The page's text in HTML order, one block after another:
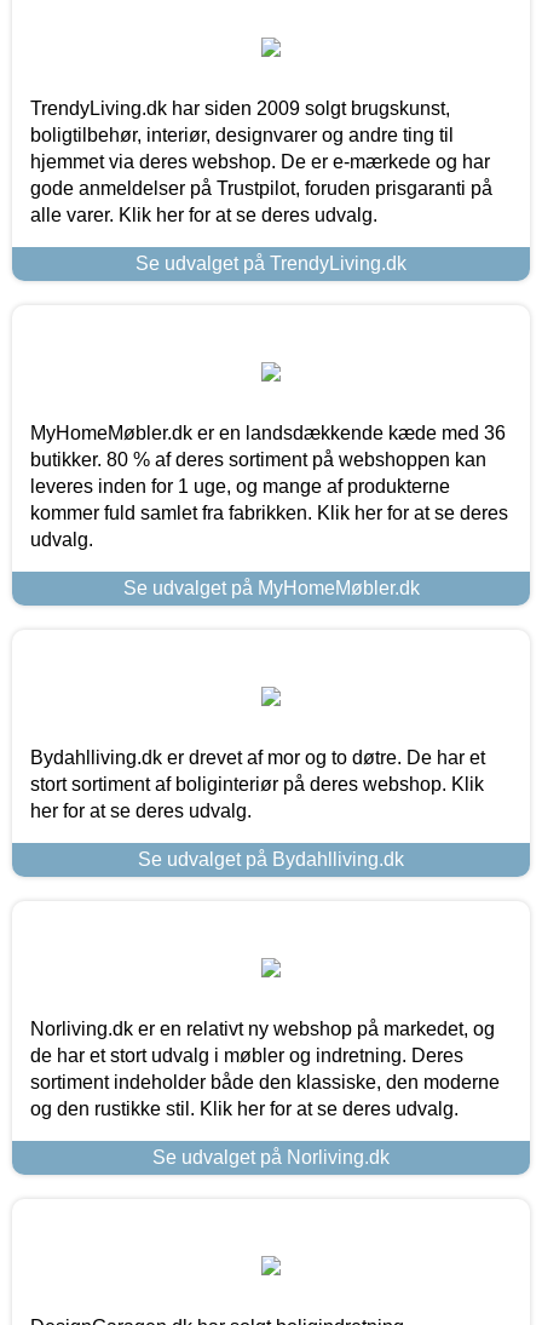
TrendyLiving.dk har siden 2009 solgt brugskunst,
boligtilbehør, interiør, designvarer og andre ting til
hjemmet via deres webshop. De er e-mærkede og har
gode anmeldelser på Trustpilot, foruden prisgaranti på
alle varer. Klik her for at se deres udvalg.
Se udvalget på TrendyLiving.dk
MyHomeMøbler.dk er en landsdækkende kæde med 36
butikker. 80 % af deres sortiment på webshoppen kan
leveres inden for 1 uge, og mange af produkterne
kommer fuld samlet fra fabrikken. Klik her for at se deres
udvalg.
Se udvalget på MyHomeMøbler.dk
Bydahlliving.dk er drevet af mor og to døtre. De har et
stort sortiment af boliginteriør på deres webshop. Klik
her for at se deres udvalg.
Se udvalget på Bydahlliving.dk
Norliving.dk er en relativt ny webshop på markedet, og
de har et stort udvalg i møbler og indretning. Deres
sortiment indeholder både den klassiske, den moderne
og den rustikke stil. Klik her for at se deres udvalg.
Se udvalget på Norliving.dk